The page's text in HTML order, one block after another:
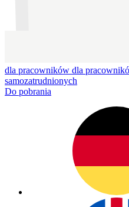
dla pracowników dla
samozatrudnionych
Do pobrania